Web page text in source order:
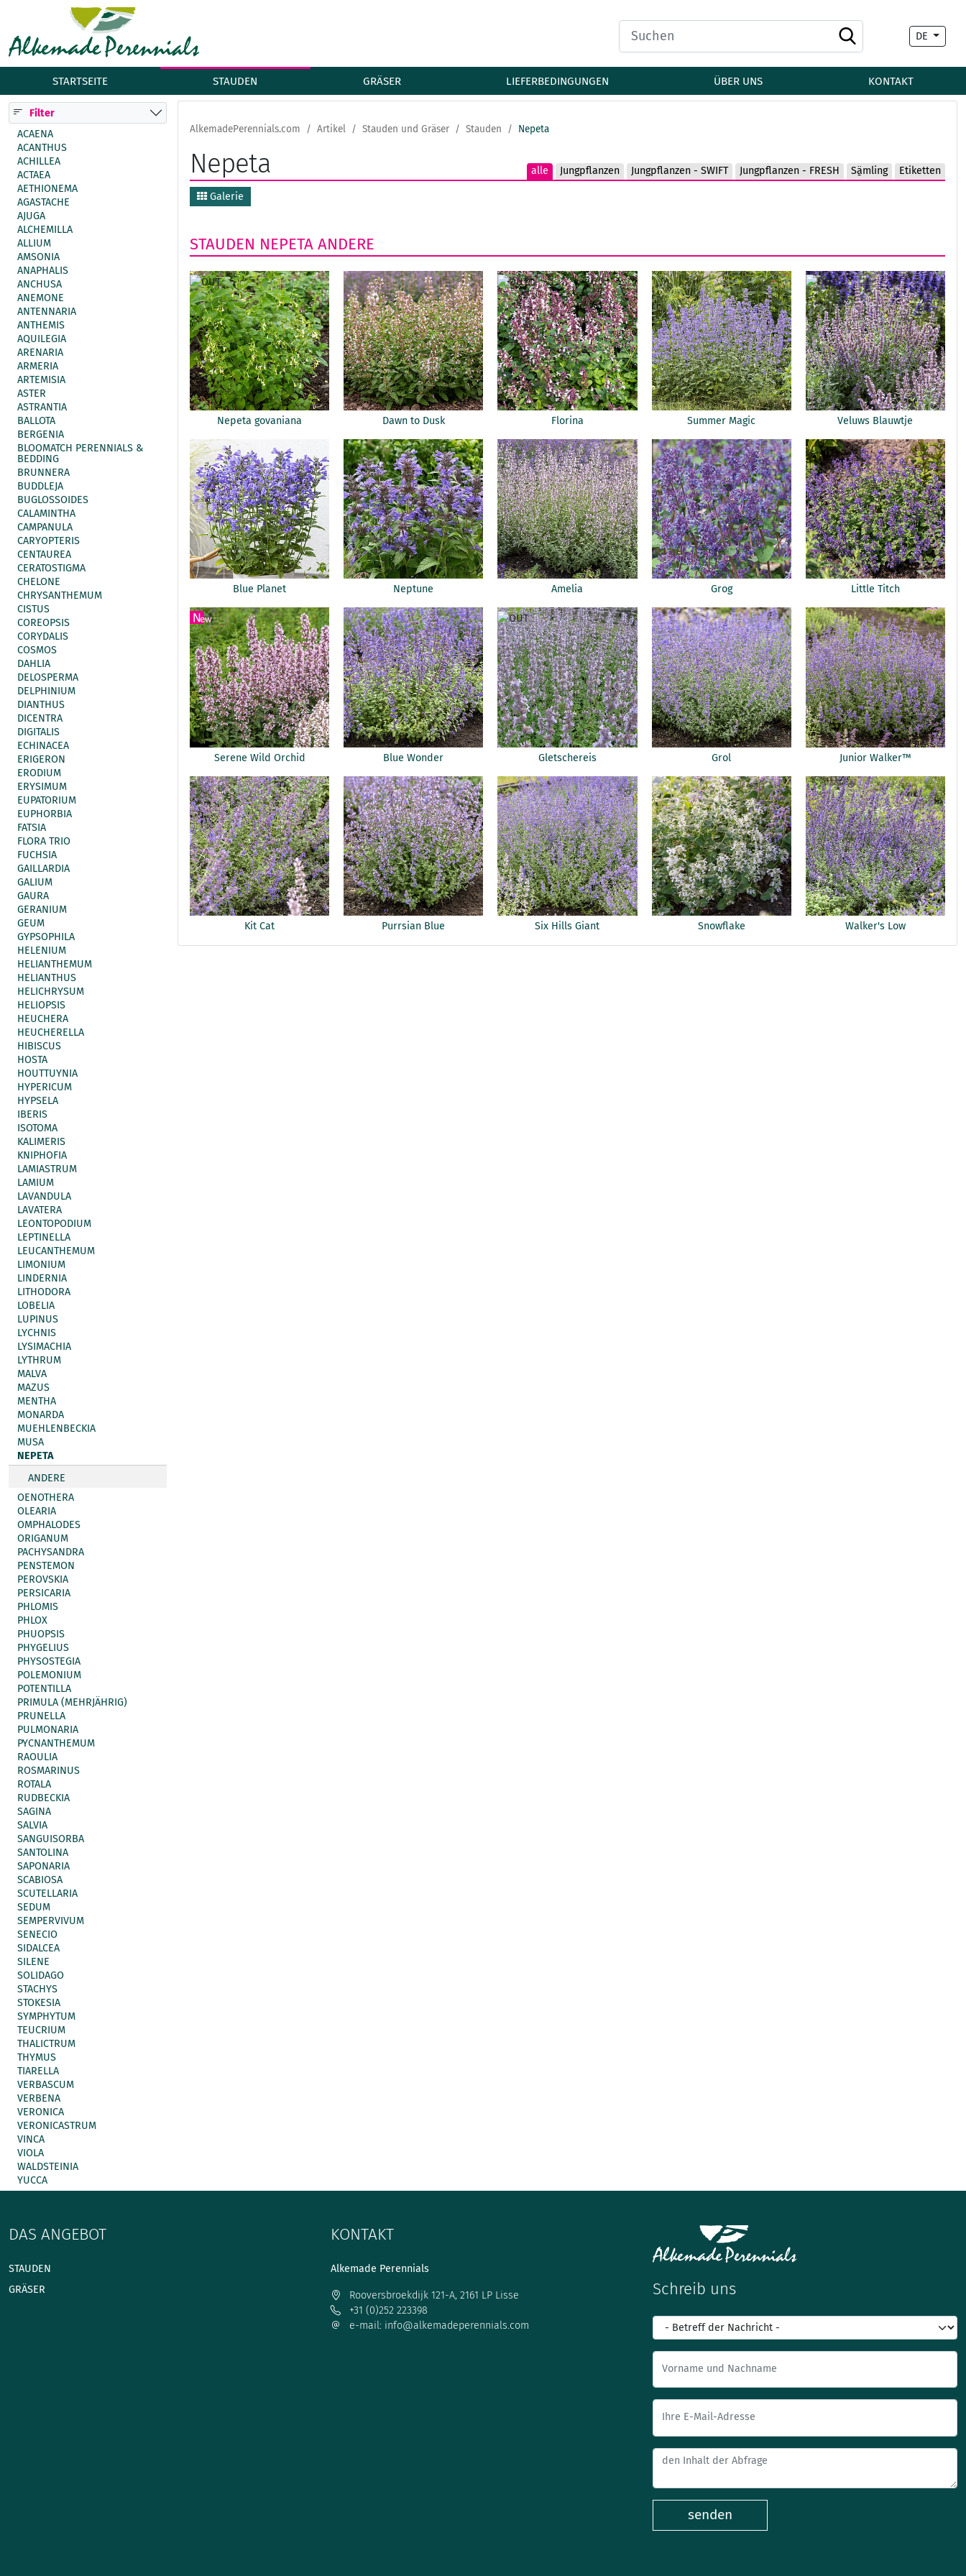
DE
STARTSEITE STAUDEN GRÄSER LIEFERBEDINGUNGEN ÜBER UNS KONTAKT
Filter
ACAENA
ACANTHUS
ACHILLEA
ACTAEA
AETHIONEMA
AGASTACHE
AJUGA
ALCHEMILLA
ALLIUM
AMSONIA
ANAPHALIS
ANCHUSA
ANEMONE
ANTENNARIA
ANTHEMIS
AQUILEGIA
ARENARIA
ARMERIA
ARTEMISIA
ASTER
ASTRANTIA
BALLOTA
BERGENIA
BLOOMATCH PERENNIALS &
BEDDING
BRUNNERA
BUDDLEJA
BUGLOSSOIDES
CALAMINTHA
CAMPANULA
CARYOPTERIS
CENTAUREA
CERATOSTIGMA
CHELONE
CHRYSANTHEMUM
CISTUS
COREOPSIS
CORYDALIS
COSMOS
DAHLIA
DELOSPERMA
DELPHINIUM
DIANTHUS
DICENTRA
DIGITALIS
ECHINACEA
ERIGERON
ERODIUM
ERYSIMUM
EUPATORIUM
EUPHORBIA
FATSIA
FLORA TRIO
FUCHSIA
GAILLARDIA
GALIUM
GAURA
GERANIUM
GEUM
GYPSOPHILA
HELENIUM
HELIANTHEMUM
HELIANTHUS
HELICHRYSUM
HELIOPSIS
HEUCHERA
HEUCHERELLA
HIBISCUS
HOSTA
HOUTTUYNIA
HYPERICUM
HYPSELA
IBERIS
ISOTOMA
KALIMERIS
KNIPHOFIA
LAMIASTRUM
LAMIUM
LAVANDULA
LAVATERA
LEONTOPODIUM
LEPTINELLA
LEUCANTHEMUM
LIMONIUM
LINDERNIA
LITHODORA
LOBELIA
LUPINUS
LYCHNIS
LYSIMACHIA
LYTHRUM
MALVA
MAZUS
MENTHA
MONARDA
MUEHLENBECKIA
MUSA
NEPETA
ANDERE
OENOTHERA
OLEARIA
OMPHALODES
ORIGANUM
PACHYSANDRA
PENSTEMON
PEROVSKIA
PERSICARIA
PHLOMIS
PHLOX
PHUOPSIS
PHYGELIUS
PHYSOSTEGIA
POLEMONIUM
POTENTILLA
PRIMULA (MEHRJÄHRIG)
PRUNELLA
PULMONARIA
PYCNANTHEMUM
RAOULIA
ROSMARINUS
ROTALA
RUDBECKIA
SAGINA
SALVIA
SANGUISORBA
SANTOLINA
SAPONARIA
SCABIOSA
SCUTELLARIA
SEDUM
SEMPERVIVUM
SENECIO
SIDALCEA
SILENE
SOLIDAGO
STACHYS
STOKESIA
SYMPHYTUM
TEUCRIUM
THALICTRUM
THYMUS
TIARELLA
VERBASCUM
VERBENA
VERONICA
VERONICASTRUM
VINCA
VIOLA
WALDSTEINIA
YUCCA
AlkemadePerennials.com Artikel Stauden und Gräser Stauden Nepeta
alle Jungpflanzen Jungpflanzen - SWIFT Jungpflanzen - FRESH Sä̱mling Etiketten
Nepeta
Galerie
STAUDEN NEPETA ANDERE
Nepeta govaniana Dawn to Dusk Florina Summer Magic Veluws Blauwtje
Blue Planet Neptune Amelia Grog Little Titch
Serene Wild Orchid Blue Wonder Gletschereis Grol Junior Walker™
Kit Cat Purrsian Blue Six Hills Giant Snowflake Walker's Low
DAS ANGEBOT
STAUDEN
GRÄSER
KONTAKT
Alkemade Perennials
Rooversbroekdijk 121-A, 2161 LP Lisse
+31 (0)252 223398
e-mail: info@alkemadeperennials.com
Schreib uns
Vorname und Nachname
Ihre E-Mail-Adresse
senden